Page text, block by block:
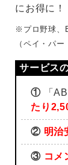
にお得に！
※プロ野球、
（ペイ・パ
①「
たり
② 明治
③ コメ